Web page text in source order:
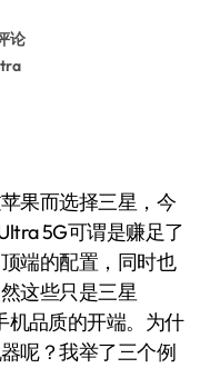
论
果而选择三星，今
5G可谓是赚足了
端的配置，同时也
这些只是三星
机品质的开端。为什
呢？我举了三个例